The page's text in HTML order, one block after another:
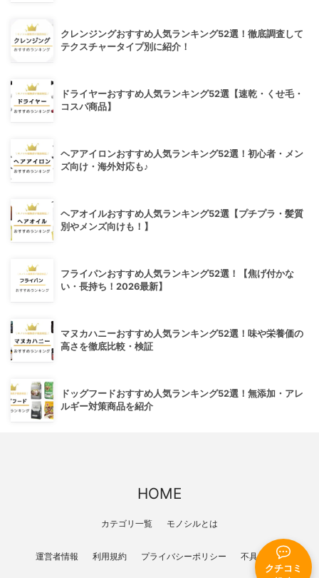
クチコミ
クレンジングおすすめ人気ランキング52選！徹底調査して
テクスチャータイプ別に紹介！
ドライヤーおすすめ人気ランキング52選【速乾・くせ毛・
コスパ商品】
ヘアアイロンおすすめ人気ランキング52選！初心者・メン
ズ向け・海外対応も♪
ヘアオイルおすすめ人気ランキング52選【プチプラ・髪質
別やメンズ向けも！】
フライパンおすすめ人気ランキング52選！【焦げ付かな
い・長持ち！2026最新】
マヌカハニーおすすめ人気ランキング52選！味や栄養価の
高さを徹底比較・検証
ドッグフードおすすめ人気ランキング52選！無添加・アレ
ルギー対策商品を紹介
HOME
カテゴリ一覧 モノシルとは
運営者情報 利用規約 プライバシーポリシー 不具合報告